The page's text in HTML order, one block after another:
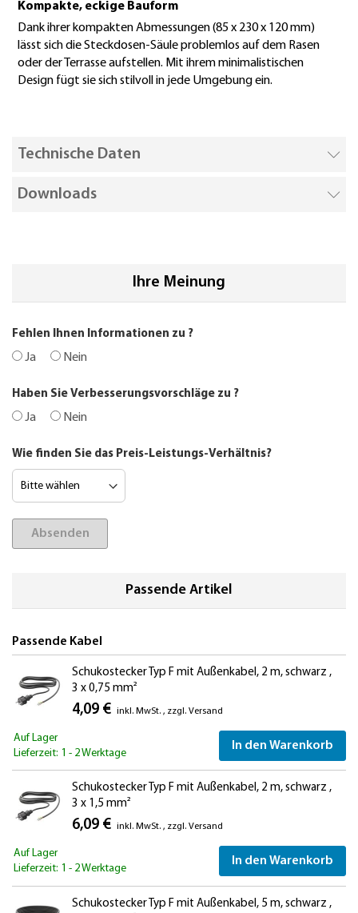
Kompakte, eckige Bauform
Dank ihrer kompakten Abmessungen (85 x 230 x 120 mm)
lässt sich die Steckdosen-Säule problemlos auf dem Rasen
oder der Terrasse aufstellen. Mit ihrem minimalistischen
Design fügt sie sich stilvoll in jede Umgebung ein.
Technische Daten
Downloads
Ihre Meinung
Fehlen Ihnen Informationen zu ?
Ja Nein
Haben Sie Verbesserungsvorschläge zu ?
Ja Nein
Wie finden Sie das Preis-Leistungs-Verhältnis?
Absenden
Passende Artikel
Passende Kabel
Schukostecker Typ F mit Außenkabel, 2 m, schwarz ,
3 x 0,75 mm²
4,09 € inkl. MwSt. , zzgl. Versand
Auf Lager
Lieferzeit: 1 - 2 Werktage
In den Warenkorb
Schukostecker Typ F mit Außenkabel, 2 m, schwarz ,
3 x 1,5 mm²
6,09 € inkl. MwSt. , zzgl. Versand
Auf Lager
Lieferzeit: 1 - 2 Werktage
In den Warenkorb
Schukostecker Typ F mit Außenkabel, 5 m, schwarz ,